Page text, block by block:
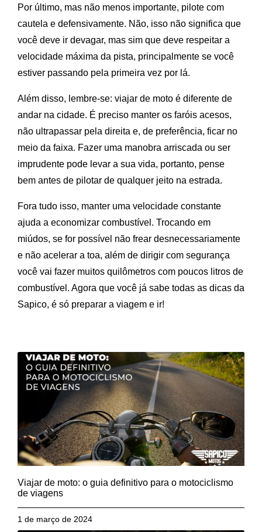
Por último, mas não menos importante, pilote com
cautela e defensivamente. Não, isso não significa que
você deve ir devagar, mas sim que deve respeitar a
velocidade máxima da pista, principalmente se você
estiver passando pela primeira vez por lá.
Além disso, lembre-se: viajar de moto é diferente de
andar na cidade. É preciso manter os faróis acesos,
não ultrapassar pela direita e, de preferência, ficar no
meio da faixa. Fazer uma manobra arriscada ou ser
imprudente pode levar a sua vida, portanto, pense
bem antes de pilotar de qualquer jeito na estrada.
Fora tudo isso, manter uma velocidade constante
ajuda a economizar combustível. Trocando em
miúdos, se for possível não frear desnecessariamente
e não acelerar a toa, além de dirigir com segurança
você vai fazer muitos quilômetros com poucos litros de
combustível. Agora que você já sabe todas as dicas da
Sapico, é só preparar a viagem e ir!
Viajar de moto: o guia definitivo para o motociclismo
de viagens
1 de março de 2024